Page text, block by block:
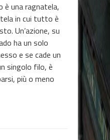
è una ragnatela,
in cui tutto è
Un’azione, su
ha un solo
e se cade un
singolo filo, è
più o meno